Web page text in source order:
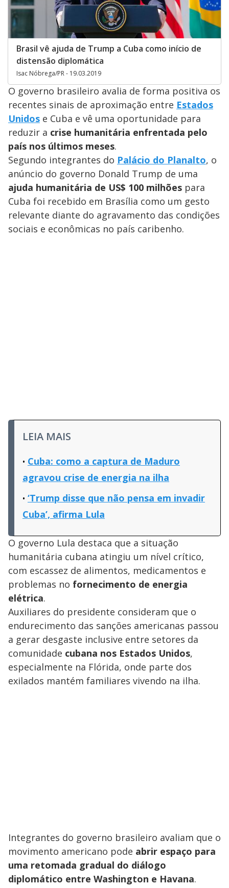
Brasil vê ajuda de Trump a Cuba como início de
distensão diplomática
Isac Nóbrega/PR - 19.03.2019
O governo brasileiro avalia de forma positiva os
recentes sinais de aproximação entre Estados
Unidos e Cuba e vê uma oportunidade para
reduzir a crise humanitária enfrentada pelo
país nos últimos meses.
Segundo integrantes do Palácio do Planalto, o
anúncio do governo Donald Trump de uma
ajuda humanitária de US$ 100 milhões para
Cuba foi recebido em Brasília como um gesto
relevante diante do agravamento das condições
sociais e econômicas no país caribenho.
LEIA MAIS
Cuba: como a captura de Maduro
agravou crise de energia na ilha
‘Trump disse que não pensa em invadir
Cuba’, afirma Lula
O governo Lula destaca que a situação
humanitária cubana atingiu um nível crítico,
com escassez de alimentos, medicamentos e
problemas no fornecimento de energia
elétrica.
Auxiliares do presidente consideram que o
endurecimento das sanções americanas passou
a gerar desgaste inclusive entre setores da
comunidade cubana nos Estados Unidos,
especialmente na Flórida, onde parte dos
exilados mantém familiares vivendo na ilha.
Integrantes do governo brasileiro avaliam que o
movimento americano pode abrir espaço para
uma retomada gradual do diálogo
diplomático entre Washington e Havana.